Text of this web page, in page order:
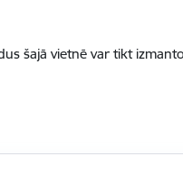
šajā vietnē var tikt